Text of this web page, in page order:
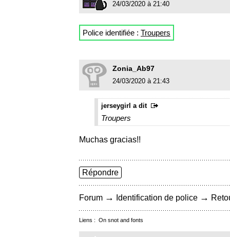
24/03/2020 à 21:40
Police identifiée : Troupers
Zonia_Ab97
24/03/2020 à 21:43
jerseygirl a dit
Troupers
Muchas gracias!!
Répondre
Forum → Identification de police →
Liens : On snot and fonts